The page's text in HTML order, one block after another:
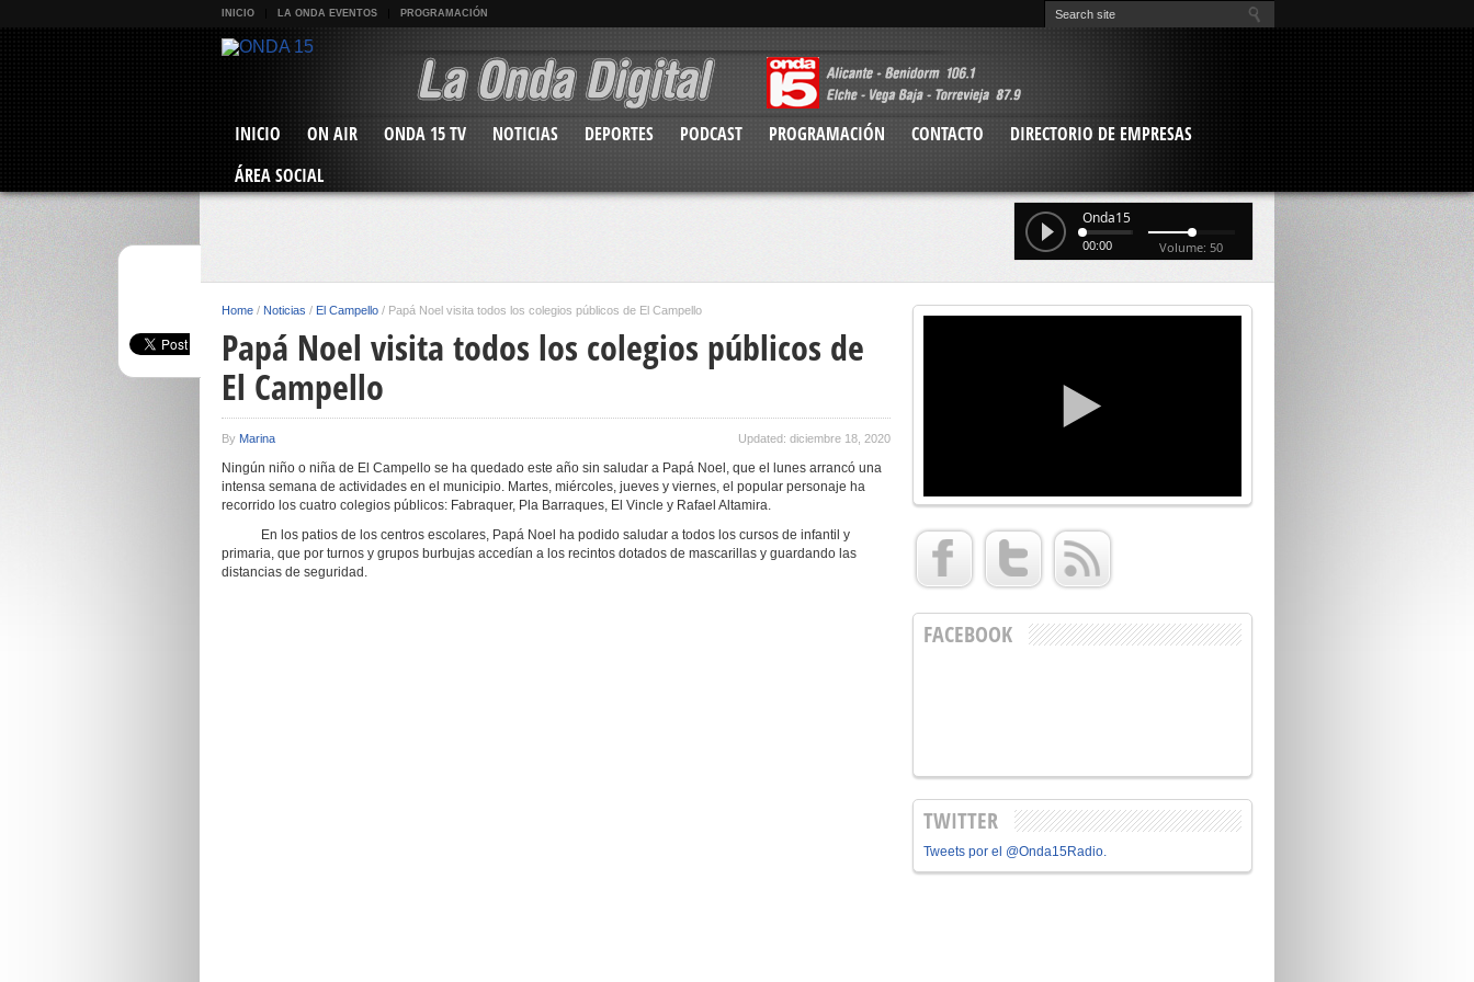
INICIO LA ONDA EVENTOS PROGRAMACIÓN
INICIO ON AIR ONDA 15 TV NOTICIAS DEPORTES PODCAST PROGRAMACIÓN CONTACTO
DIRECTORIO DE EMPRESAS
ÁREA SOCIAL
Onda15
00:00 Volume: 50
Home / Noticias / El Campello / Papá Noel visita todos los colegios públicos de El Campello
Papá Noel visita todos los colegios públicos de
El Campello
By Marina Updated: diciembre 18, 2020
Ningún niño o niña de El Campello se ha quedado este año sin saludar a Papá Noel, que el lunes arrancó una
intensa semana de actividades en el municipio. Martes, miércoles, jueves y viernes, el popular personaje ha
recorrido los cuatro colegios públicos: Fabraquer, Pla Barraques, El Vincle y Rafael Altamira.
En los patios de los centros escolares, Papá Noel ha podido saludar a todos los cursos de infantil y
primaria, que por turnos y grupos burbujas accedían a los recintos dotados de mascarillas y guardando las
distancias de seguridad.
FACEBOOK
TWITTER
Tweets por el @Onda15Radio.